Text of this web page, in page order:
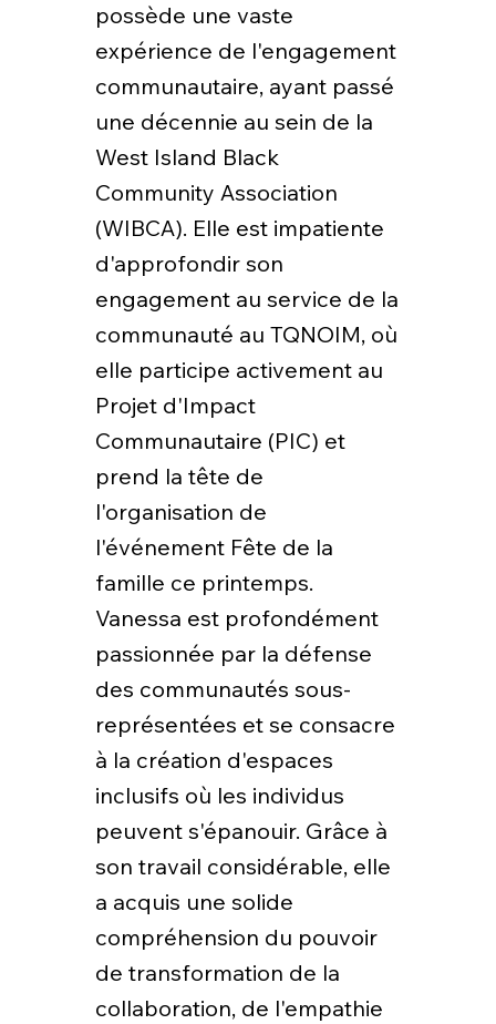
possède une vaste
expérience de l'engagement
communautaire, ayant passé
une décennie au sein de la
West Island Black
Community Association
(WIBCA). Elle est impatiente
d'approfondir son
engagement au service de la
communauté au TQNOIM, où
elle participe activement au
Projet d'Impact
Communautaire (PIC) et
prend la tête de
l'organisation de
l'événement Fête de la
famille ce printemps.
Vanessa est profondément
passionnée par la défense
des communautés sous-
représentées et se consacre
à la création d'espaces
inclusifs où les individus
peuvent s'épanouir. Grâce à
son travail considérable, elle
a acquis une solide
compréhension du pouvoir
de transformation de la
collaboration, de l'empathie